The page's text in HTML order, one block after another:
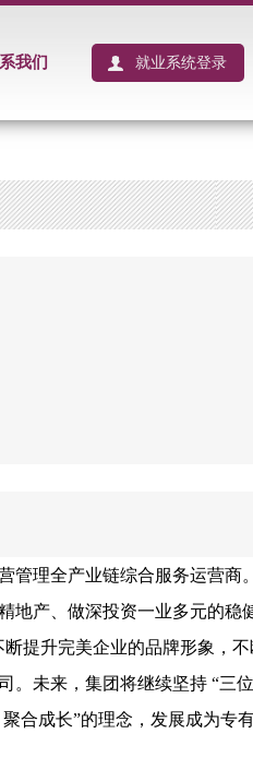
我们 就业系统登录
管理全产业链综合服务运营商。
地产、做深投资一业多元的稳
提升完美企业的品牌形象，
。未来，集团将继续坚持 “三
聚合成长”的理念，发展成为